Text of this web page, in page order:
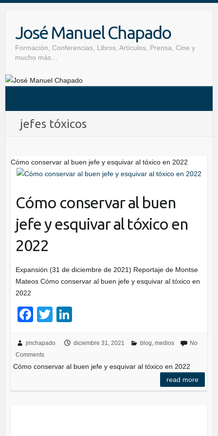
José Manuel Chapado
Formación, Conferencias, Libros, Artículos, Prensa, Cine y
mucho más…
jefes tóxicos
Cómo conservar al buen jefe y esquivar al tóxico en 2022
Cómo conservar al buen
jefe y esquivar al tóxico en
2022
Expansión (31 de diciembre de 2021) Reportaje de Montse
Mateos Cómo conservar al buen jefe y esquivar al tóxico en
2022
F
c
e
o
T
tt
er
k
e
n
jmchapado diciembre 31, 2021 blog, medios
No
Comments
Cómo conservar al buen jefe y esquivar al tóxico en 2022
read more